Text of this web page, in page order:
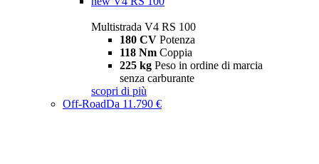
Multistrada V4 RS 100
180 CV Potenza
118 Nm Coppia
225 kg Peso in ordine di marcia
senza carburante
scopri di più
Off-RoadDa 11.790 €